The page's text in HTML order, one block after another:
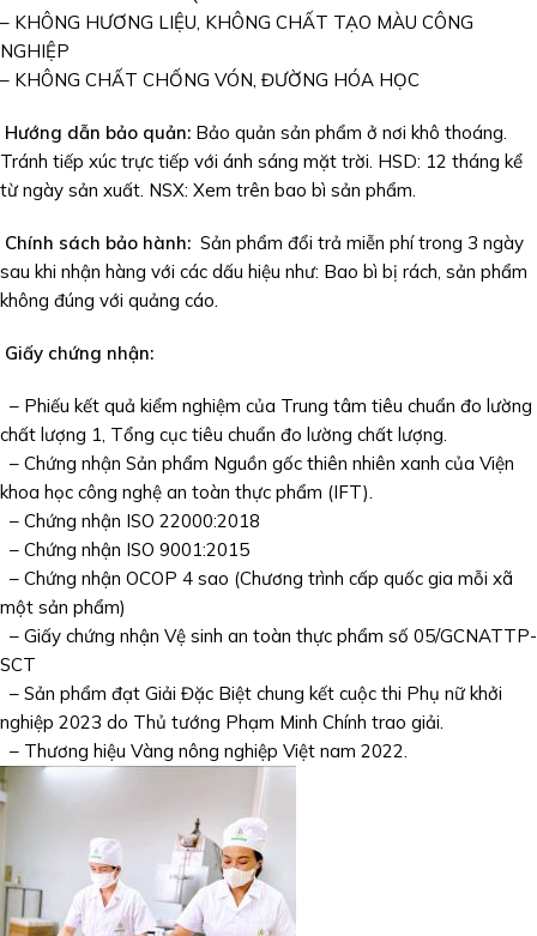
– KHÔNG HƯƠNG LIỆU, KHÔNG CHẤT TẠO MÀU CÔNG
NGHIỆP
– KHÔNG CHẤT CHỐNG VÓN, ĐƯỜNG HÓA HỌC
Hướng dẫn bảo quản: Bảo quản sản phẩm ở nơi khô thoáng.
Tránh tiếp xúc trực tiếp với ánh sáng mặt trời. HSD: 12 tháng kể
từ ngày sản xuất. NSX: Xem trên bao bì sản phẩm.
Chính sách bảo hành: Sản phẩm đổi trả miễn phí trong 3 ngày
sau khi nhận hàng với các dấu hiệu như: Bao bì bị rách, sản phẩm
không đúng với quảng cáo.
Giấy chứng nhận:
– Phiếu kết quả kiểm nghiệm của Trung tâm tiêu chuẩn đo lường
chất lượng 1, Tổng cục tiêu chuẩn đo lường chất lượng.
– Chứng nhận Sản phẩm Nguồn gốc thiên nhiên xanh của Viện
khoa học công nghệ an toàn thực phẩm (IFT).
– Chứng nhận ISO 22000:2018
– Chứng nhận ISO 9001:2015
– Chứng nhận OCOP 4 sao (Chương trình cấp quốc gia mỗi xã
một sản phẩm)
– Giấy chứng nhận Vệ sinh an toàn thực phẩm số 05/GCNATTP-
SCT
– Sản phẩm đạt Giải Đặc Biệt chung kết cuộc thi Phụ nữ khởi
nghiệp 2023 do Thủ tướng Phạm Minh Chính trao giải.
– Thương hiệu Vàng nông nghiệp Việt nam 2022.